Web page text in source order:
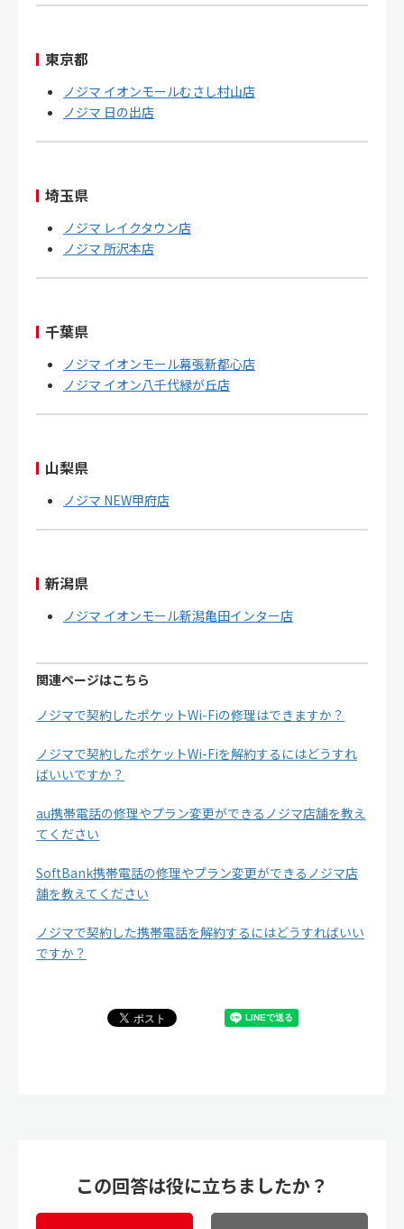
東京都
ノジマ イオンモールむさし村山店
ノジマ 日の出店
埼玉県
ノジマ レイクタウン店
ノジマ 所沢本店
千葉県
ノジマ イオンモール幕張新都心店
ノジマ イオン八千代緑が丘店
山梨県
ノジマ NEW甲府店
新潟県
ノジマ イオンモール新潟亀田インター店
関連ページはこちら
ノジマで契約したポケットWi-Fiの修理はできますか？
ノジマで契約したポケットWi-Fiを解約するにはどうすれ
ばいいですか？
au携帯電話の修理やプラン変更ができるノジマ店舗を教え
てください
SoftBank携帯電話の修理やプラン変更ができるノジマ店
舗を教えてください
ノジマで契約した携帯電話を解約するにはどうすればいい
ですか？
この回答は役に立ちましたか？